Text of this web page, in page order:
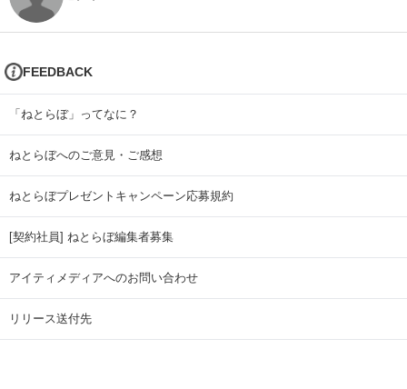
FEEDBACK
「ねとらぼ」ってなに？
ねとらぼへのご意見・ご感想
ねとらぼプレゼントキャンペーン応募規約
[契約社員] ねとらぼ編集者募集
アイティメディアへのお問い合わせ
リリース送付先